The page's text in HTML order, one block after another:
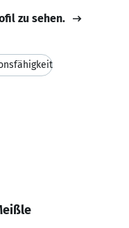
zu sehen.